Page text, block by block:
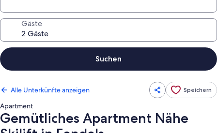
Gäste
Suchen
Alle Unterkünfte anzeigen Speichern
Apartment
Gemütliches Apartment Nähe